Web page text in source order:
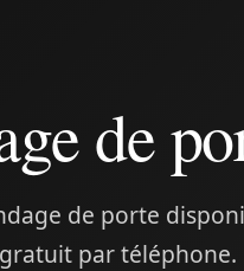
de
de porte
par téléphone.